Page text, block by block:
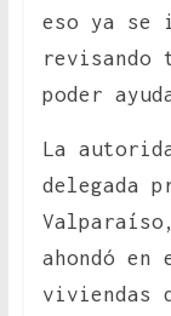
eso ya se
revisando
poder
La
delegada
ahondó
viviendas